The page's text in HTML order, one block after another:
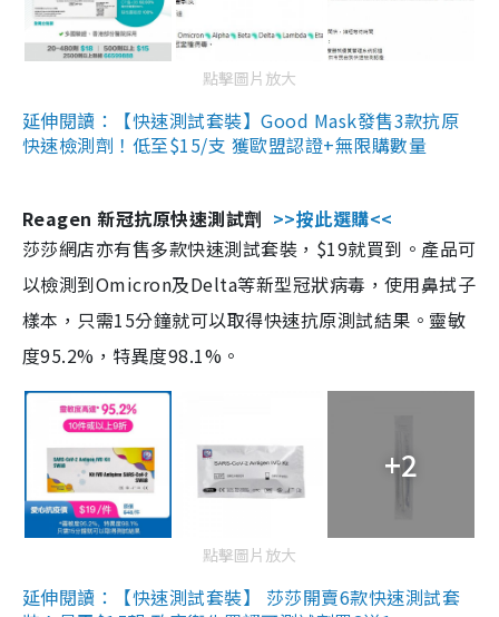
點擊圖片放大
延伸閱讀：【快速測試套裝】Good Mask發售3款抗原
快速檢測劑！低至$15/支 獲歐盟認證+無限購數量
Reagen 新冠抗原快速測試劑 >>按此選購<<
莎莎網店亦有售多款快速測試套裝，$19就買到。產品可
以檢測到Omicron及Delta等新型冠狀病毒，使用鼻拭子
樣本，只需15分鐘就可以取得快速抗原測試結果。靈敏
度95.2%，特異度98.1%。
+2
點擊圖片放大
延伸閱讀：【快速測試套裝】 莎莎開賣6款快速測試套